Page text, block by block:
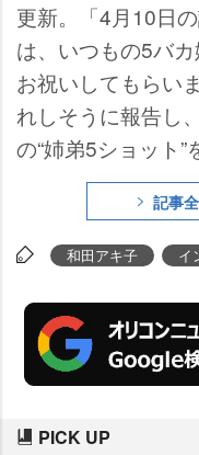
更新。「4月10日
は、いつもの5バカ
お祝いしてもらい
れしそうに報告し
の“姉弟5ショット”
記事
和田アキ子 イ
PICK UP